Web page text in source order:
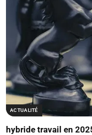
ACTUALITÉ
hybride travail en